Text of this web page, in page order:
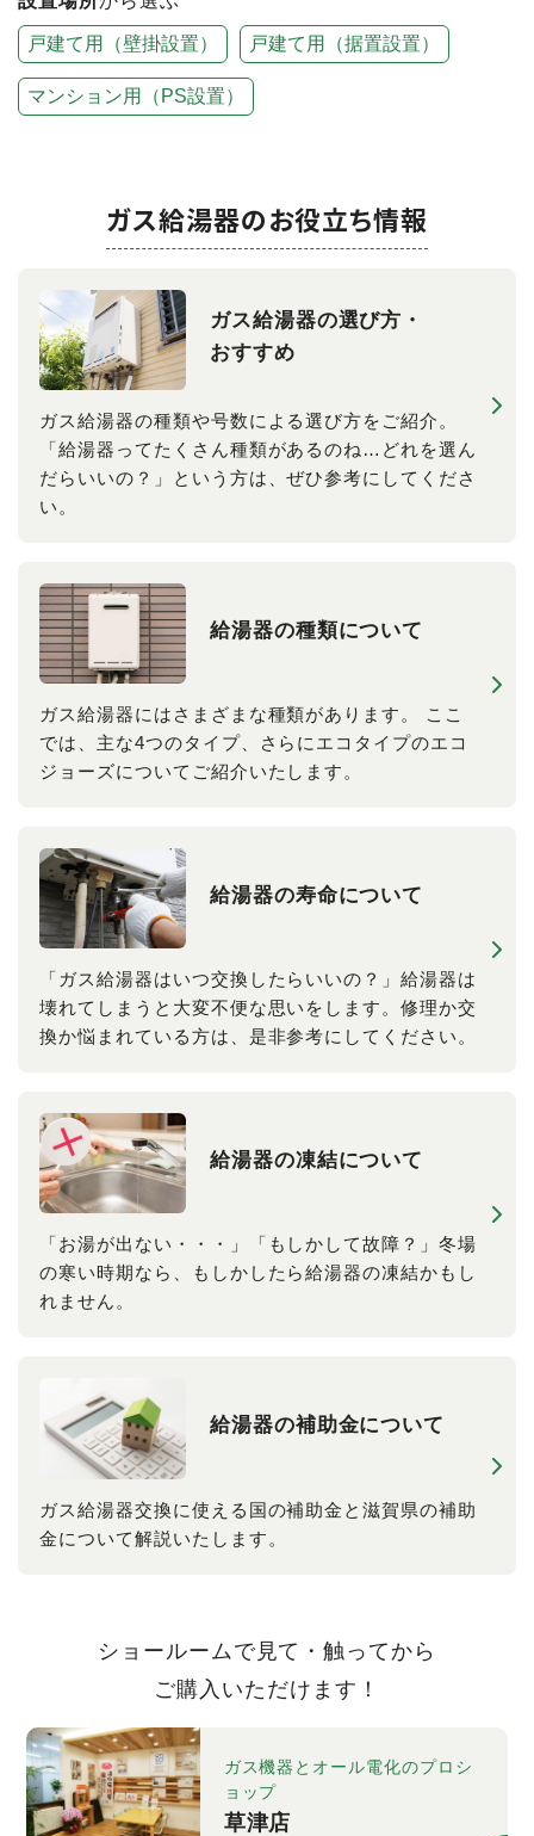
戸建て用（壁掛設置） 戸建て用（据置設置）
マンション用（PS設置）
ガス給湯器のお役立ち情報
ガス給湯器の​選び方​・
おすすめ
ガス給湯器の種類や号数による選び方をご紹介。
「給湯器ってたくさん種類があるのね…どれを選ん
だらいいの？」という方は、ぜひ参考にしてくださ
い。
給湯器の​種類に​ついて
ガス給湯器にはさまざまな種類があります。 ここ
では、主な4つのタイプ、さらにエコタイプのエコ
ジョーズについてご紹介いたします。
給湯器の​寿命に​ついて
「ガス給湯器はいつ交換したらいいの？」給湯器は
壊れてしまうと大変不便な思いをします。修理か交
換か悩まれている方は、是非参考にしてください。
給湯器の​凍結に​ついて
「お湯が出ない・・・」「もしかして故障？」冬場
の寒い時期なら、もしかしたら給湯器の凍結かもし
れません。
給湯器の​補助金に​ついて
ガス給湯器交換に使える国の補助金と滋賀県の補助
金について解説いたします。
ショールームで見て・触ってから
ご購入いただけます！
ガス機器とオール電化のプロシ
ョップ
草津店